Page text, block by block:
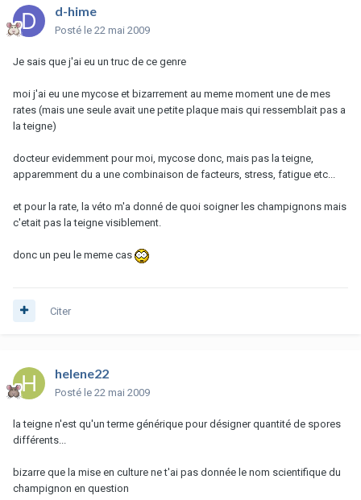
d-hime
Posté le 22 mai 2009
Je sais que j'ai eu un truc de ce genre
moi j'ai eu une mycose et bizarrement au meme moment une de mes
rates (mais une seule avait une petite plaque mais qui ressemblait pas a
la teigne)
docteur evidemment pour moi, mycose donc, mais pas la teigne,
apparemment du a une combinaison de facteurs, stress, fatigue etc...
et pour la rate, la véto m'a donné de quoi soigner les champignons mais
c'etait pas la teigne visiblement.
donc un peu le meme cas
Citer
helene22
Posté le 22 mai 2009
la teigne n'est qu'un terme générique pour désigner quantité de spores
différents...
bizarre que la mise en culture ne t'ai pas donnée le nom scientifique du
champignon en question